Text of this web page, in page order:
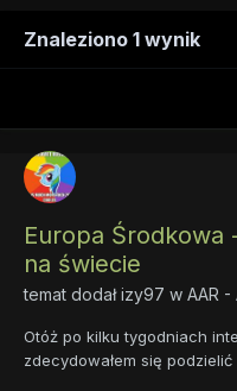
Znaleziono 1 wynik
Europa Środkowa
na świecie
temat dodałizy97 w AAR
Otóż po kilku tygodniach
zdecydowałem się